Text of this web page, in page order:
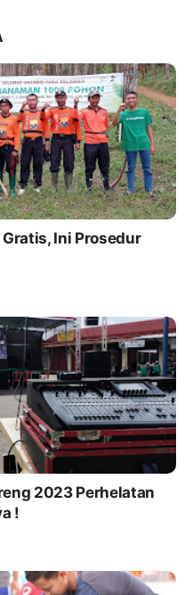
Ini Prosedur
2023 Perhelatan
!